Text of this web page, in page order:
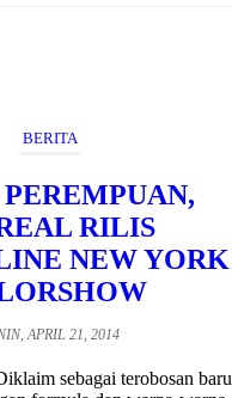
BERITA
RILIS
NEW YORK
APRIL 21, 2014
sebagai terobosan baru